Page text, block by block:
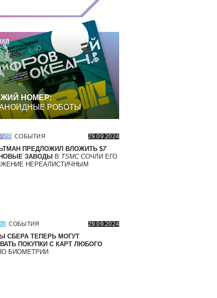
НОМЕР:
РОБОТЫ
СОБЫТИЯ 29.09.2024
ПРЕДЛОЖИЛ ВЛОЖИТЬ $7
ЗАВОДЫ
В TSMC СОЧЛИ ЕГО
НЕРЕАЛИСТИЧНЫМ
СОБЫТИЯ 29.09.2024
СБЕРА ТЕПЕРЬ МОГУТ
ПОКУПКИ С КАРТ ЛЮБОГО
БИОМЕТРИИ